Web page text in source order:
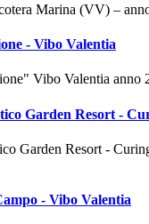
Marina (VV) –
- Vibo Valentia
Vibo Valentia anno
Garden Resort -
Garden Resort -
- Vibo Valentia